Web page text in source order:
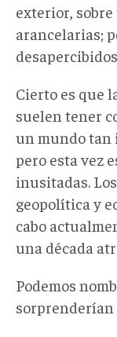
exterior,
arancelarias;
Cierto es que
suelen tener
un mundo tan
pero esta vez
inusitadas.
geopolítica y
cabo
una década
Podemos
sorprenderían